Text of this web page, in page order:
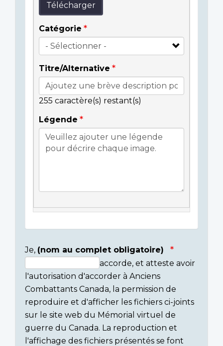
Télécharger
Catégorie
Titre/Alternative
255 caractère(s) restant(s)
Légende
Consent
section
Je, (nom au complet obligatoire)
accorde, et atteste avoir
l'autorisation d'accorder à Anciens
Combattants Canada, la permission de
reproduire et d'afficher les fichiers ci-joints
sur le site web du Mémorial virtuel de
guerre du Canada. La reproduction et
l'affichage des fichiers présentés se font